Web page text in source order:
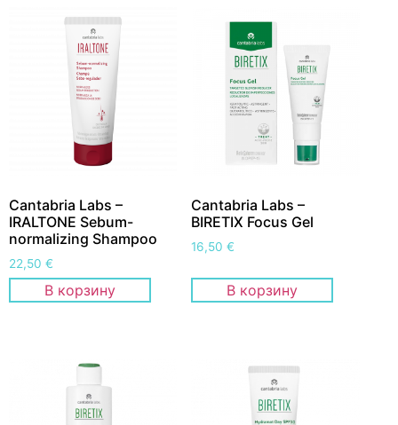
Cantabria Labs –
IRALTONE Sebum-
normalizing Shampoo
22,50 €
В корзину
Cantabria Labs –
BIRETIX Focus Gel
16,50€
В корзину